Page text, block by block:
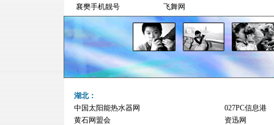
襄樊手机靓号
飞舞网
湖北：
中国太阳能热水器网
027PC信息港
黄石网盟会
资迅网